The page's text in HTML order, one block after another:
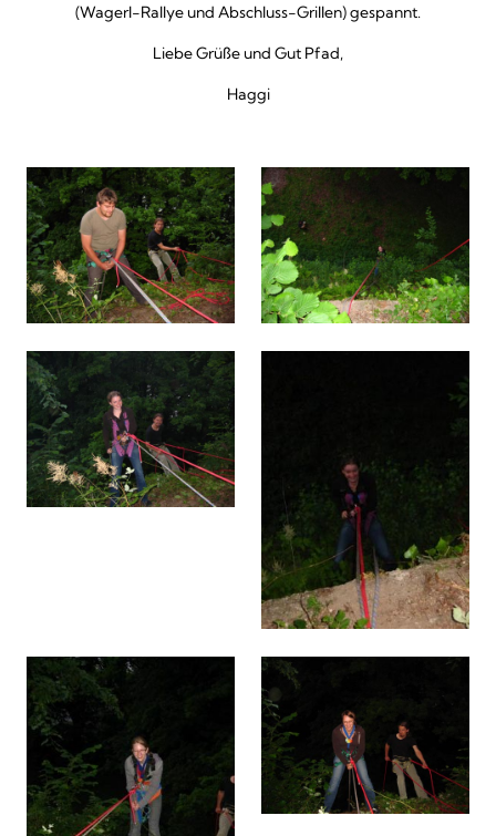
(Wagerl-Rallye und Abschluss-Grillen) gespannt.
Liebe Grüße und Gut Pfad,
Haggi